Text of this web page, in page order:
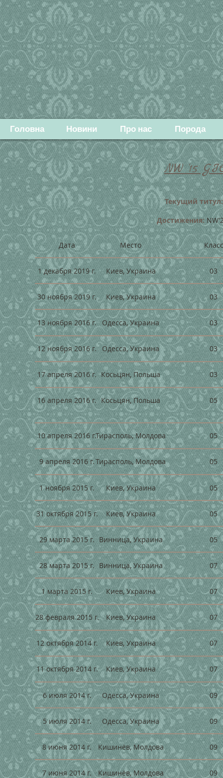
Головна Новини Про нас Порода
NW '15
Текущий титул:
Достижения:
Дата Место Класс
1 декабря 2019 г. Киев, Украина 03
30 ноября 2019 г. Киев, Украина 03
13 ноября 2016 г. Одесса, Украина 03
12 ноября 2016 г. Одесса, Украина 03
17 апреля 2016 г. Косьцян, Польша 03
16 апреля 2016 г. Косьцян, Польша 05
10 апреля 2016 г.Тирасполь, Молдова 05
9 апреля 2016 г.Тирасполь, Молдова 05
1 ноября 2015 г. Киев, Украина 05
31 октября 2015 г. Киев, Украина 05
29 марта 2015 г. Винница, Украина 05
28 марта 2015 г. Винница, Украина 07
1 марта 2015 г. Киев, Украина 07
28 февраля 2015 г. Киев, Украина 07
12 октября 2014 г. Киев, Украина 07
11 октября 2014 г. Киев, Украина 07
6 июля 2014 г. Одесса, Украина 09
5 июля 2014 г. Одесса, Украина 09
8 июня 2014 г. Кишинёв, Молдова 09
7 июня 2014 г. Кишинёв, Молдова 09